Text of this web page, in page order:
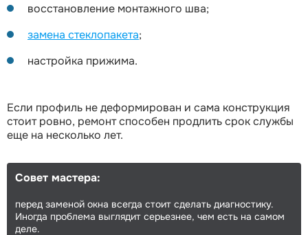
восстановление монтажного шва;
замена стеклопакета;
настройка прижима.
Если профиль не деформирован и сама конструкция
стоит ровно, ремонт способен продлить срок службы
еще на несколько лет.
Совет мастера:
перед заменой окна всегда стоит сделать диагностику.
Иногда проблема выглядит серьезнее, чем есть на самом
деле.